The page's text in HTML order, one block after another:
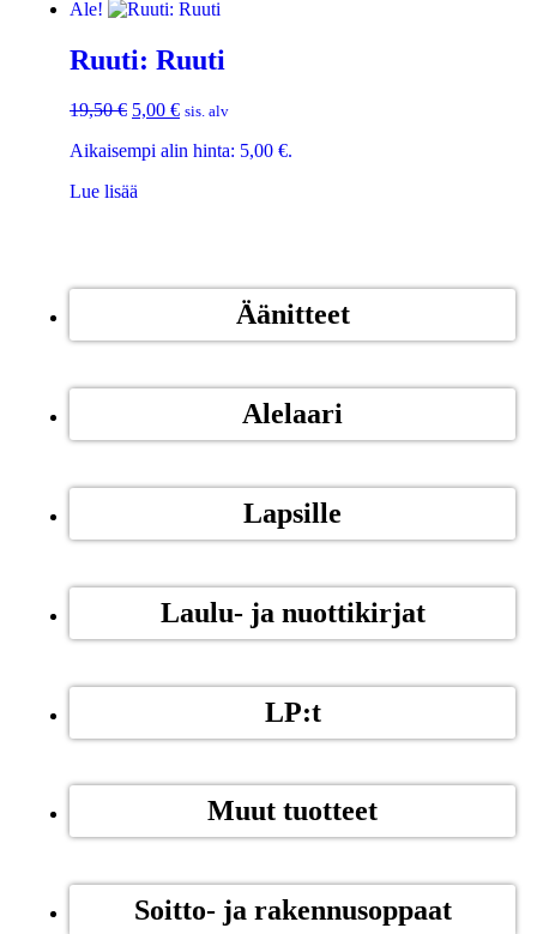
Ale!
Ruuti: Ruuti
19,50€ 5,00 € sis. alv
Aikaisempi alin hinta: 5,00 €.
Lue lisää
Äänitteet
Alelaari
Lapsille
Laulu- ja nuottikirjat
LP:t
Muut tuotteet
Soitto- ja rakennusoppaat